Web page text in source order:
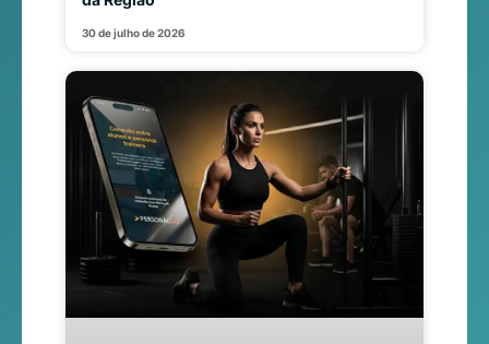
30 de julho de 2026